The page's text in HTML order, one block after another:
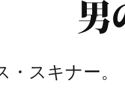
・スキナー。